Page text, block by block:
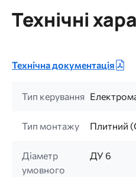
Технічні
Технічна документація
Тип керування
Тип монтажу Плитний
Діаметр
умовного
ДУ 6